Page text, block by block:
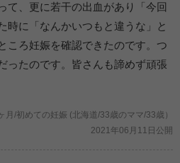
て、更に若干の出血があり「今回
時に「なんかいつもと違うな」と
ころ妊娠を確認できたのです。つ
ったのです。皆さんも諦めず頑張
月/初めての妊娠 (北海道/33歳のママ/33歳）
2021年06月11日公開